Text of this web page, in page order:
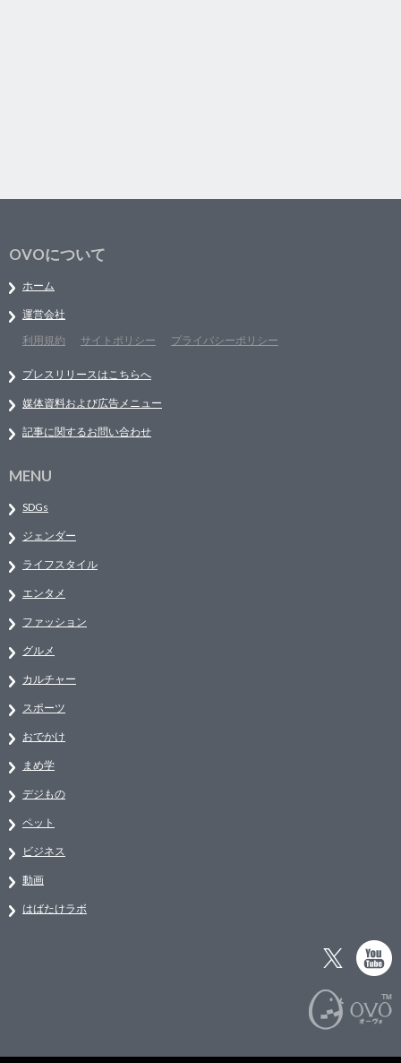
OVOについて
ホーム
運営会社
利用規約
サイトポリシー プライバシーポリシー
プレスリリースはこちらへ
媒体資料および広告メニュー
記事に関するお問い合わせ
MENU
SDGs
ジェンダー
ライフスタイル
エンタメ
ファッション
グルメ
カルチャー
スポーツ
おでかけ
まめ学
デジもの
ペット
ビジネス
動画
はばたけラボ